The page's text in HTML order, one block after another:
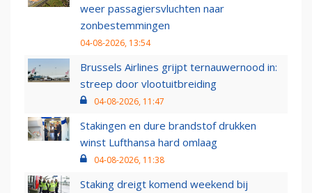
weer passagiersvluchten naar
zonbestemmingen
04-08-2026, 13:54
Brussels Airlines grijpt ternauwernood in:
streep door vlootuitbreiding
04-08-2026, 11:47
Stakingen en dure brandstof drukken
winst Lufthansa hard omlaag
04-08-2026, 11:38
Staking dreigt komend weekend bij